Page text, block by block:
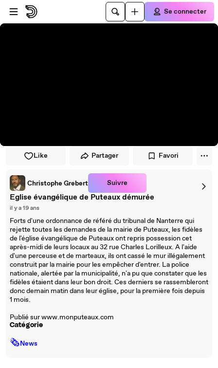
Passer au player
Passer au contenu principal
Se connecter
Like Partager Favori
Christophe Grebert Suivre
Eglise évangélique de Puteaux démurée
il y a 19 ans
Forts d'une ordonnance de référé du tribunal de Nanterre qui
rejette toutes les demandes de la mairie de Puteaux, les fidèles
de l'église évangélique de Puteaux ont repris possession cet
après-midi de leurs locaux au 32 rue Charles Lorilleux. A l'aide
d'une perceuse et de marteaux, ils ont cassé le mur illégalement
construit par la mairie pour les empêcher d'entrer. La police
nationale, alertée par la municipalité, n'a pu que constater que les
fidèles étaient dans leur bon droit. Ces derniers se rassembleront
donc demain matin dans leur église, pour la première fois depuis
1 mois.
Publié sur www.monputeaux.com
Catégorie
🗞News